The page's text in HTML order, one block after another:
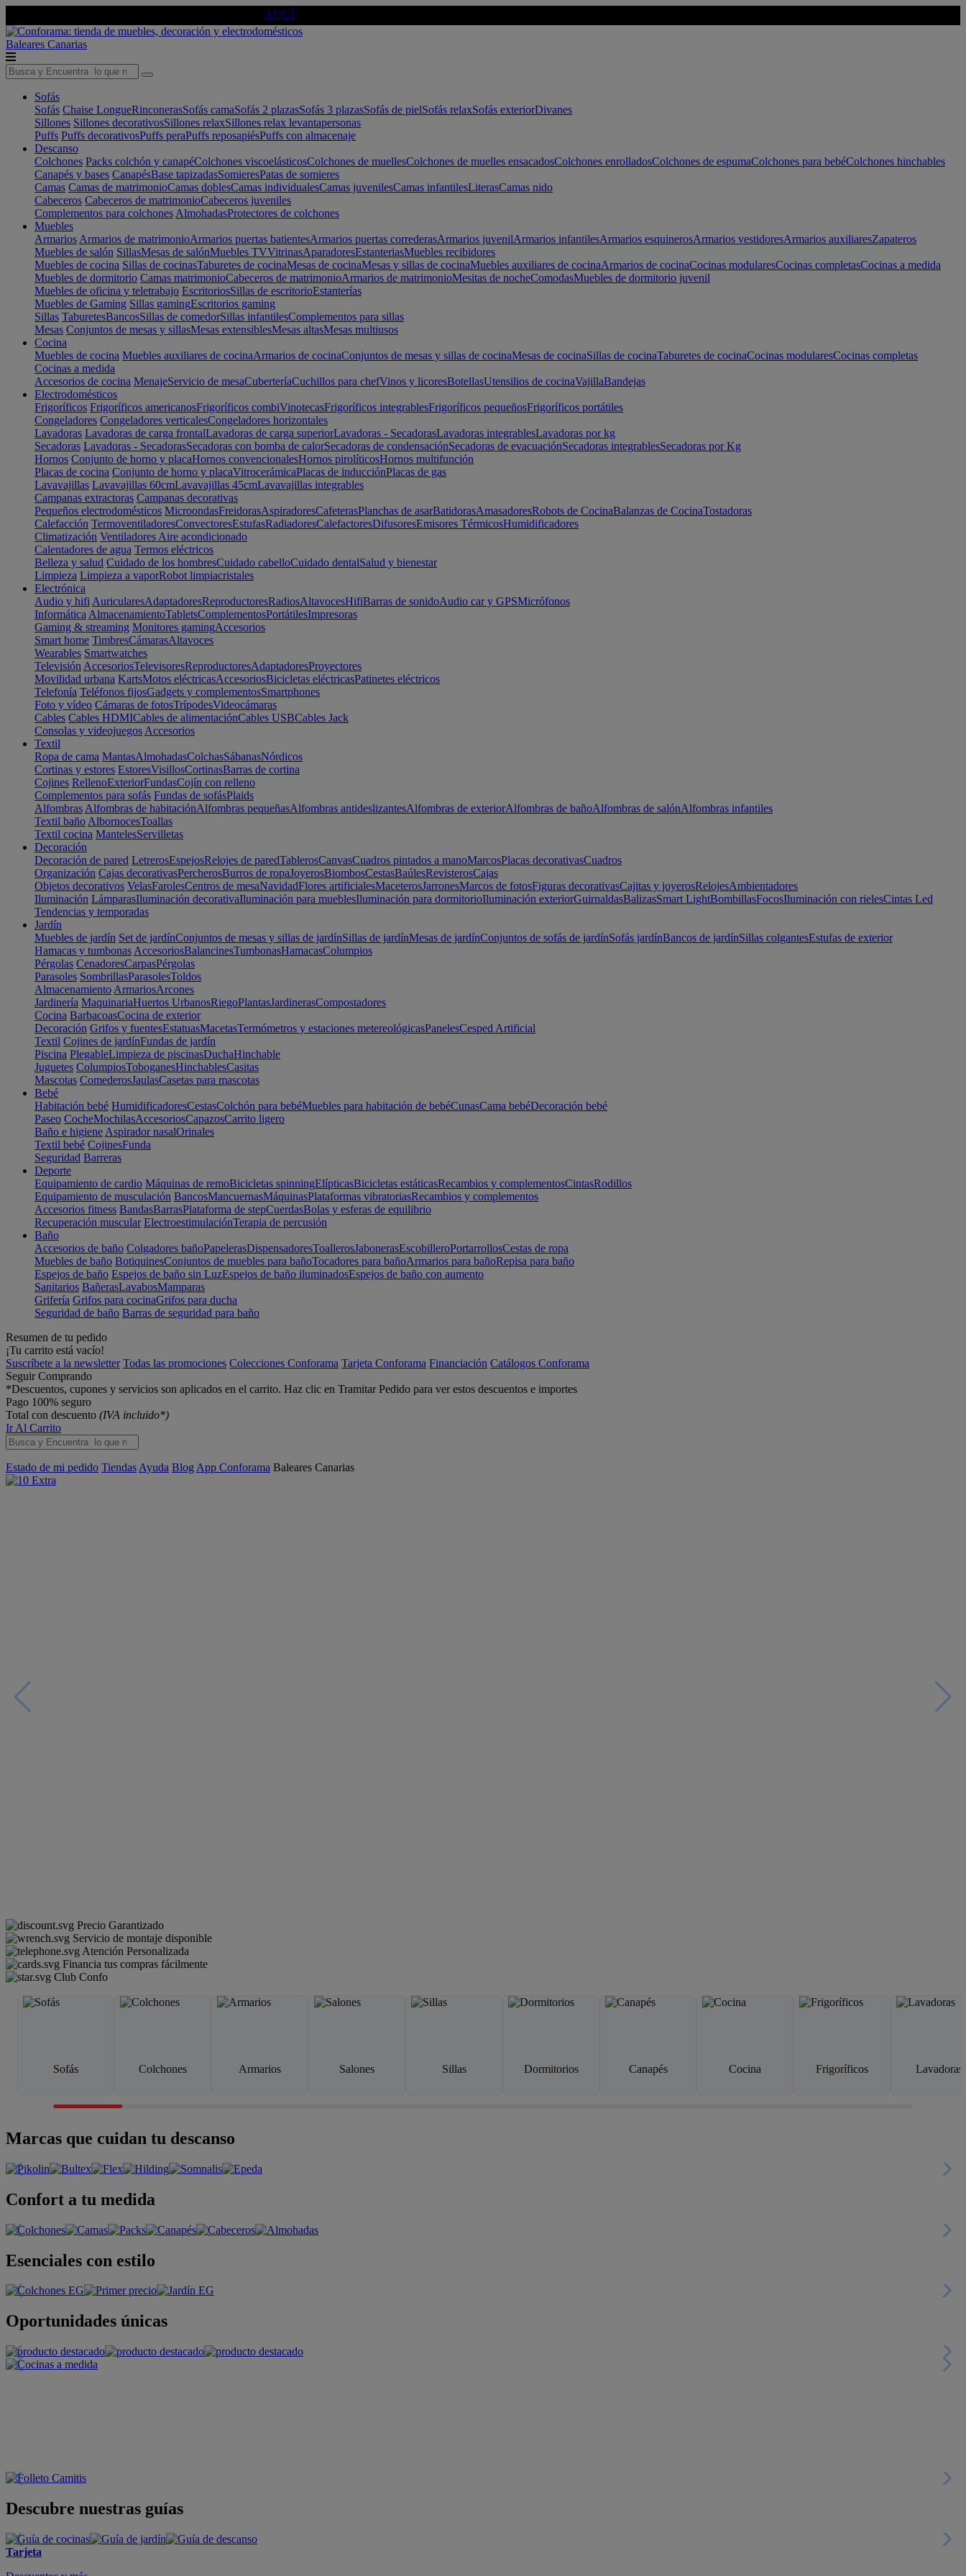
AQUÍ
Baleares Canarias
Sofás
Sofás Chaise LongueRinconerasSofás camaSofás 2 plazasSofás 3 plazasSofás de pielSofás relaxSofás exteriorDivanes
Sillones Sillones decorativosSillones relaxSillones relax levantapersonas
Puffs Puffs decorativosPuffs peraPuffs reposapiésPuffs con almacenaje
Descanso
Colchones Packs colchón y canapéColchones viscoelásticosColchones de muellesColchones de muelles ensacadosColchones enrolladosColchones de espumaColchones para bebéColchones hinchables
Canapés y bases CanapésBase tapizadasSomieresPatas de somieres
Camas Camas de matrimonioCamas doblesCamas individualesCamas juvenilesCamas infantilesLiterasCamas nido
Cabeceros Cabeceros de matrimonioCabeceros juveniles
Complementos para colchones AlmohadasProtectores de colchones
Muebles
Armarios Armarios de matrimonioArmarios puertas batientesArmarios puertas correderasArmarios juvenilArmarios infantilesArmarios esquinerosArmarios vestidoresArmarios auxiliaresZapateros
Muebles de salón SillasMesas de salónMuebles TVVitrinasAparadoresEstanteriasMuebles recibidores
Muebles de cocina Sillas de cocinasTaburetes de cocinaMesas de cocinaMesas y sillas de cocinaMuebles auxiliares de cocinaArmarios de cocinaCocinas modularesCocinas completasCocinas a medida
Muebles de dormitorio Camas matrimonioCabeceros de matrimonioArmarios de matrimonioMesitas de nocheComodasMuebles de dormitorio juvenil
Muebles de oficina y teletrabajo EscritoriosSillas de escritorioEstanterías
Muebles de Gaming Sillas gamingEscritorios gaming
Sillas TaburetesBancosSillas de comedorSillas infantilesComplementos para sillas
Mesas Conjuntos de mesas y sillasMesas extensiblesMesas altasMesas multiusos
Cocina
Muebles de cocina Muebles auxiliares de cocinaArmarios de cocinaConjuntos de mesas y sillas de cocinaMesas de cocinaSillas de cocinaTaburetes de cocinaCocinas modularesCocinas completas
Cocinas a medida
Accesorios de cocina MenajeServicio de mesaCuberteríaCuchillos para chefVinos y licoresBotellasUtensilios de cocinaVajillaBandejas
Electrodomésticos
Frigoríficos Frigoríficos americanosFrigoríficos combiVinotecasFrigoríficos integrablesFrigoríficos pequeñosFrigoríficos portátiles
Congeladores Congeladores verticalesCongeladores horizontales
Lavadoras Lavadoras de carga frontalLavadoras de carga superiorLavadoras - SecadorasLavadoras integrablesLavadoras por kg
Secadoras Lavadoras - SecadorasSecadoras con bomba de calorSecadoras de condensaciónSecadoras de evacuaciónSecadoras integrablesSecadoras por Kg
Hornos Conjunto de horno y placaHornos convencionalesHornos pirolíticosHornos multifunción
Placas de cocina Conjunto de horno y placaVitrocerámicaPlacas de inducciónPlacas de gas
Lavavajillas Lavavajillas 60cmLavavajillas 45cmLavavajillas integrables
Campanas extractoras Campanas decorativas
Pequeños electrodomésticos MicroondasFreidorasAspiradoresCafeterasPlanchas de asarBatidorasAmasadoresRobots de CocinaBalanzas de CocinaTostadoras
Calefacción TermoventiladoresConvectoresEstufasRadiadoresCalefactoresDifusoresEmisores TérmicosHumidificadores
Climatización Ventiladores Aire acondicionado
Calentadores de agua Termos eléctricos
Belleza y salud Cuidado de los hombresCuidado cabelloCuidado dentalSalud y bienestar
Limpieza Limpieza a vaporRobot limpiacristales
Electrónica
Audio y hifi AuricularesAdaptadoresReproductoresRadiosAltavocesHifiBarras de sonidoAudio car y GPSMicrófonos
Informática AlmacenamientoTabletsComplementosPortátilesImpresoras
Gaming & streaming Monitores gamingAccesorios
Smart home TimbresCámarasAltavoces
Wearables Smartwatches
Televisión AccesoriosTelevisoresReproductoresAdaptadoresProyectores
Movilidad urbana KartsMotos eléctricasAccesoriosBicicletas eléctricasPatinetes eléctricos
Telefonía Teléfonos fijosGadgets y complementosSmartphones
Foto y vídeo Cámaras de fotosTrípodesVideocámaras
Cables Cables HDMICables de alimentaciónCables USBCables Jack
Consolas y videojuegos Accesorios
Textil
Ropa de cama MantasAlmohadasColchasSábanasNórdicos
Cortinas y estores EstoresVisillosCortinasBarras de cortina
Cojines RellenoExteriorFundasCojín con relleno
Complementos para sofás Fundas de sofásPlaids
Alfombras Alfombras de habitaciónAlfombras pequeñasAlfombras antideslizantesAlfombras de exteriorAlfombras de bañoAlfombras de salónAlfombras infantiles
Textil baño AlbornocesToallas
Textil cocina MantelesServilletas
Decoración
Decoración de pared LetrerosEspejosRelojes de paredTablerosCanvasCuadros pintados a manoMarcosPlacas decorativasCuadros
Organización Cajas decorativasPercherosBurros de ropaJoyerosBiombosCestasBaúlesRevisterosCajas
Objetos decorativos VelasFarolesCentros de mesaNavidadFlores artificialesMaceterosJarronesMarcos de fotosFiguras decorativasCajitas y joyerosRelojesAmbientadores
Iluminación LámparasIluminación decorativaIluminación para mueblesIluminación para dormitorioIluminación exteriorGuirnaldasBalizasSmart LightBombillasFocosIluminación con rielesCintas Led
Tendencias y temporadas
Jardín
Muebles de jardín Set de jardínConjuntos de mesas y sillas de jardínSillas de jardínMesas de jardínConjuntos de sofás de jardínSofás jardínBancos de jardínSillas colgantesEstufas de exterior
Hamacas y tumbonas AccesoriosBalancinesTumbonasHamacasColumpios
Pérgolas CenadoresCarpasPérgolas
Parasoles SombrillasParasolesToldos
Almacenamiento ArmariosArcones
Jardinería MaquinariaHuertos UrbanosRiegoPlantasJardinerasCompostadores
Cocina BarbacoasCocina de exterior
Decoración Grifos y fuentesEstatuasMacetasTermómetros y estaciones metereológicasPanelesCesped Artificial
Textil Cojines de jardínFundas de jardín
Piscina PlegableLimpieza de piscinasDuchaHinchable
Juguetes ColumpiosToboganesHinchablesCasitas
Mascotas ComederosJaulasCasetas para mascotas
Bebé
Habitación bebé HumidificadoresCestasColchón para bebéMuebles para habitación de bebéCunasCama bebéDecoración bebé
Paseo CocheMochilasAccesoriosCapazosCarrito ligero
Baño e higiene Aspirador nasalOrinales
Textil bebé CojinesFunda
Seguridad Barreras
Deporte
Equipamiento de cardio Máquinas de remoBicicletas spinningElípticasBicicletas estáticasRecambios y complementosCintasRodillos
Equipamiento de musculación BancosMancuernasMáquinasPlataformas vibratoriasRecambios y complementos
Accesorios fitness BandasBarrasPlataforma de stepCuerdasBolas y esferas de equilibrio
Recuperación muscular ElectroestimulaciónTerapia de percusión
Baño
Accesorios de baño Colgadores bañoPapelerasDispensadoresToallerosJabonerasEscobilleroPortarrollosCestas de ropa
Muebles de baño BotiquinesConjuntos de muebles para bañoTocadores para bañoArmarios para bañoRepisa para baño
Espejos de baño Espejos de baño sin LuzEspejos de baño iluminadosEspejos de baño con aumento
Sanitarios BañerasLavabosMamparas
Grifería Grifos para cocinaGrifos para ducha
Seguridad de baño Barras de seguridad para baño
Resumen de tu pedido
¡Tu carrito está vacío!
Suscríbete a la newsletter Todas las promociones Colecciones Conforama Tarjeta Conforama Financiación Catálogos Conforama
Seguir Comprando
*Descuentos, cupones y servicios son aplicados en el carrito. Haz clic en Tramitar Pedido para ver estos descuentos e importes
Pago 100% seguro
Total con descuento (IVA incluido*)
Ir Al Carrito
Estado de mi pedido Tiendas Ayuda Blog App Conforama Baleares Canarias
Precio Garantizado
Servicio de montaje disponible
Atención Personalizada
Financia tus compras fácilmente
Club Confo
Sofás Colchones Armarios Salones Sillas Dormitorios Canapés Cocina Frigoríficos Lavadoras
Marcas que cuidan tu descanso
Confort a tu medida
Esenciales con estilo
Oportunidades únicas
Descubre nuestras guías
Tarjeta